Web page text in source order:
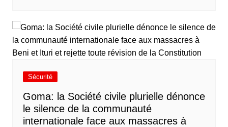
Sécurité
Goma: la Société civile plurielle dénonce
le silence de la communauté
internationale face aux massacres à